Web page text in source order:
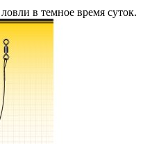
в темное время суток.